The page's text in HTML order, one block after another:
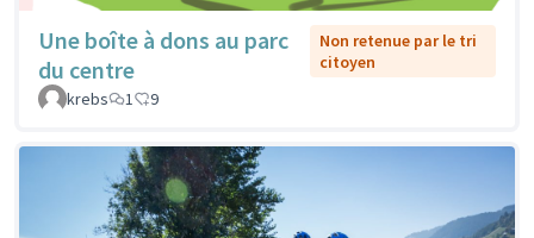
Une boîte à dons au parc
du centre
Non retenue par le tri
citoyen
krebs
1 9